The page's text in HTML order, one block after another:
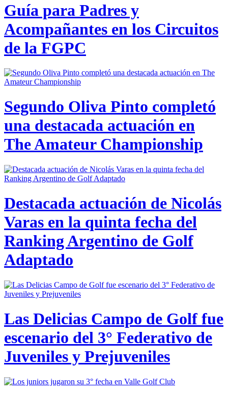
Guía para Padres y
Acompañantes en los Circuitos
de la FGPC
Segundo Oliva Pinto completó
una destacada actuación en
The Amateur Championship
Destacada actuación de Nicolás
Varas en la quinta fecha del
Ranking Argentino de Golf
Adaptado
Las Delicias Campo de Golf fue
escenario del 3° Federativo de
Juveniles y Prejuveniles